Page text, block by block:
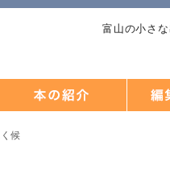
富山の小さ
候